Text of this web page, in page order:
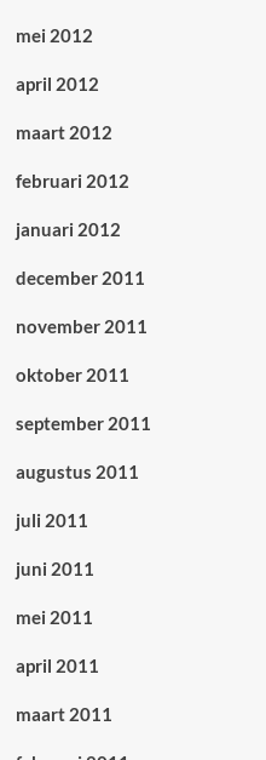
mei 2012
april 2012
maart 2012
februari 2012
januari 2012
december 2011
november 2011
oktober 2011
september 2011
augustus 2011
juli 2011
juni 2011
mei 2011
april 2011
maart 2011